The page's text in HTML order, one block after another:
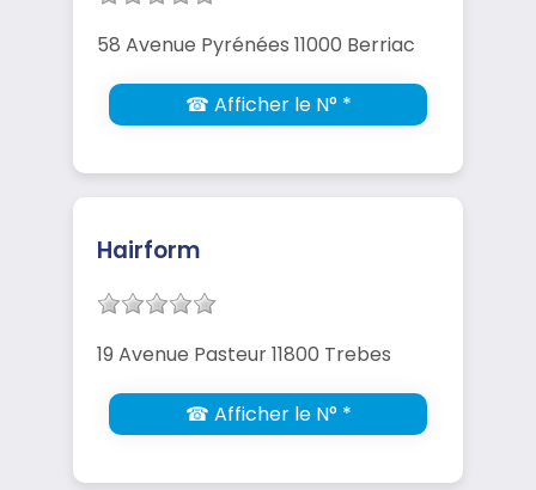
58 Avenue Pyrénées 11000 Berriac
☎ Afficher le N° *
Hairform
19 Avenue Pasteur 11800 Trebes
☎ Afficher le N° *